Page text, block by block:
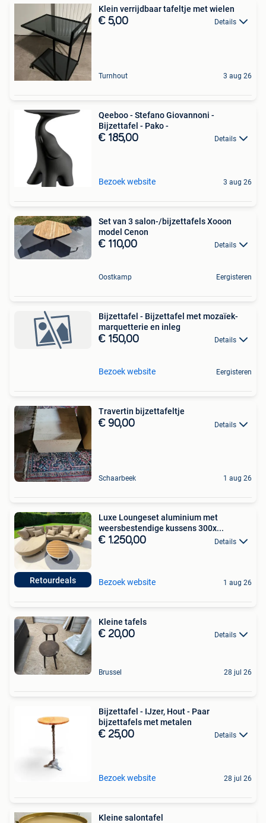
Klein verrijdbaar tafeltje met wielen
€ 5,00 Details
Turnhout 3 aug 26
Qeeboo - Stefano Giovannoni -
Bijzettafel - Pako -
€ 185,00 Details
Bezoek website 3 aug 26
Set van 3 salon-/bijzettafels Xooon
model Cenon
€ 110,00 Details
Oostkamp Eergisteren
Bijzettafel - Bijzettafel met mozaïek-
marquetterie en inleg
€ 150,00 Details
Bezoek website Eergisteren
Travertin bijzettafeltje
€ 90,00 Details
Schaarbeek 1 aug 26
Retourdeals
Luxe Loungeset aluminium met
weersbestendige kussens 300x...
€ 1.250,00 Details
Bezoek website 1 aug 26
Kleine tafels
€ 20,00 Details
Brussel 28 jul 26
Bijzettafel - IJzer, Hout - Paar
bijzettafels met metalen
€ 25,00 Details
Bezoek website 28 jul 26
Kleine salontafel